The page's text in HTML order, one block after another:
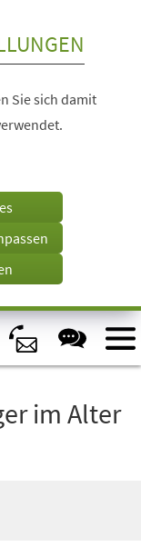
Sie sich damit
im Alter